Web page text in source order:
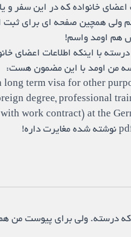
خانواده که در این سفر و
ولی همچین صفحه ای برای ثبت
هم اومد واسم!
با اینکه اطلاعات اعضای
term visa for other
degree, professional
with work contract) at the
درسته. ولی برای پیوست من